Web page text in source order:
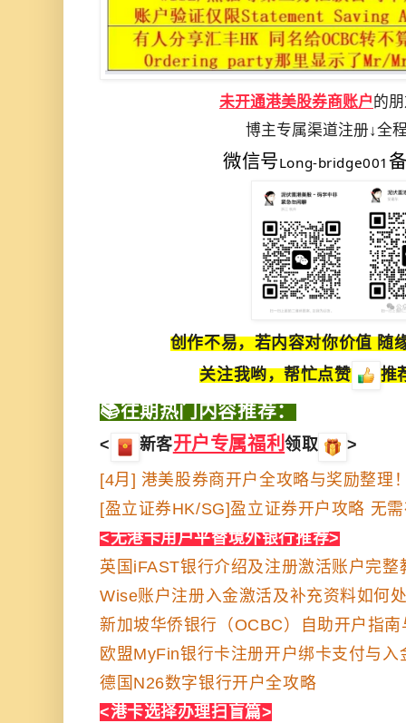
未开通港美股券商账户的
博主专属渠道注册↓全
微信号Long-bridge001
创作不易，若内容对你价值 随
关注我哟，帮忙点赞
推
📚往期热门内容推荐：
< 新客开户专属福利领取
>
[4月] 港美股券商开户全攻略与奖励整理
[盈立证券HK/SG]盈立证券开户攻略 无
<无港卡用户平替境外银行推荐>
英国iFAST银行介绍及注册激活账户完整
Wise账户注册入金激活及补充资料如何
新加坡华侨银行（OCBC）自助开户指
欧盟MyFin银行卡注册开户绑卡支付与入
德国N26数字银行开户全攻略
<港卡选择办理扫盲篇>